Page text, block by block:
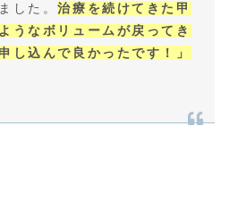
した。治療を続けてきた甲
うなボリュームが戻ってき
し込んで良かったです！」